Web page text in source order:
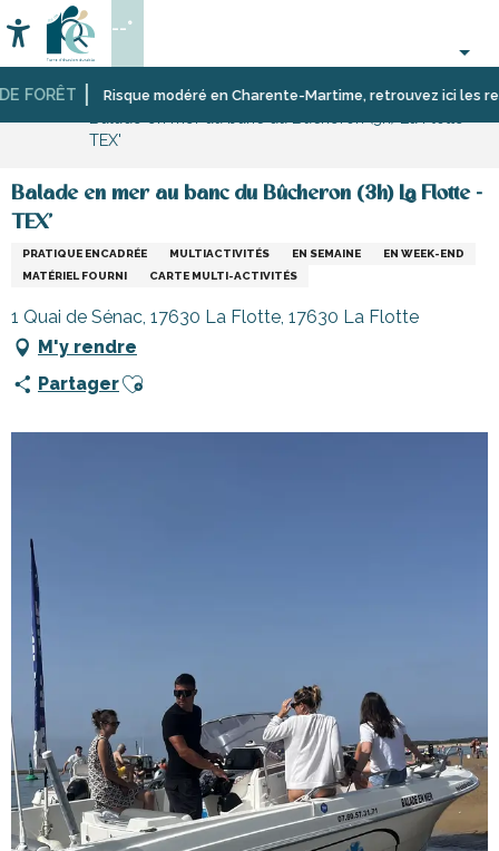
au
contenu
principal
FORÊT Risque modéré en Charente-Martime, retrouvez ici les
Accessibilité
Recherche
--°
Accueil
Activités,
découverte
TEX'
Balade en mer au banc du Bûcheron (3h) La Flotte -
TEX'
PRATIQUE ENCADRÉE MULTIACTIVITÉS EN SEMAINE
EN WEEK-END
MATÉRIEL FOURNI
CARTE MULTI-ACTIVITÉS
1 Quai de Sénac, 17630 La Flotte, 17630 La Flotte
M'y rendre
PartagerAjouter aux favoris